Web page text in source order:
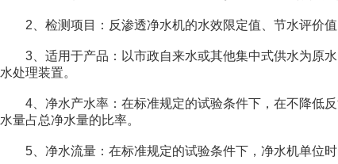
2、检测项目：反渗透净水机的水效限定值、节水评价值
3、适用于产品：以市政自来水或其他集中式供水为原水
水处理装置。
4、净水产水率：在标准规定的试验条件下，在不降低反
水量占总净水量的比率。
5、净水流量：在标准规定的试验条件下，净水机单位时